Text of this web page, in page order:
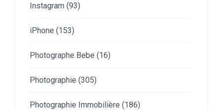
Instagram (93)
iPhone (153)
Photographe Bebe (16)
Photographie (305)
Photographie Immobilière (186)